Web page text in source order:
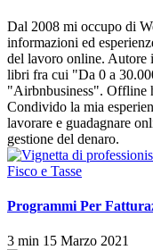
Dal 2008 mi occupo di
informazioni ed
del lavoro online. Autore
libri fra cui "Da 0 a
"Airbnbusiness". Offline
Condivido la mia
lavorare e guadagnare
gestione del denaro.
Fisco e Tasse
Programmi Per
3 min 15 Marzo 2021